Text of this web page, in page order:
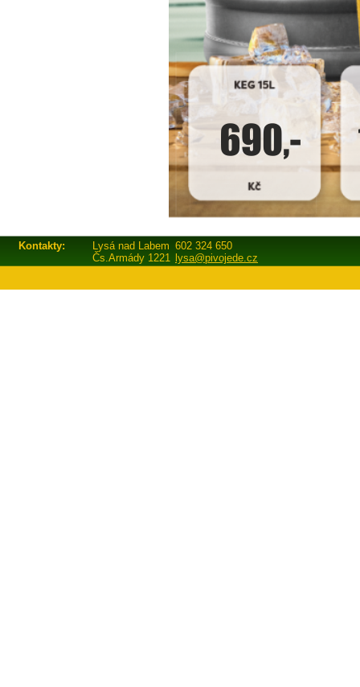
Kontakty: Lysá nad Labem 602 324 650
Čs.Armády 1221 lysa@pivojede.cz